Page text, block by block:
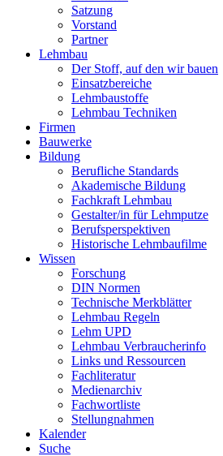
Satzung
Vorstand
Partner
Lehmbau
Der Stoff, auf den wir bauen
Einsatzbereiche
Lehmbaustoffe
Lehmbau Techniken
Firmen
Bauwerke
Bildung
Berufliche Standards
Akademische Bildung
Fachkraft Lehmbau
Gestalter/in für Lehmputze
Berufsperspektiven
Historische Lehmbaufilme
Wissen
Forschung
DIN Normen
Technische Merkblätter
Lehmbau Regeln
Lehm UPD
Lehmbau Verbraucherinfo
Links und Ressourcen
Fachliteratur
Medienarchiv
Fachwortliste
Stellungnahmen
Kalender
Suche